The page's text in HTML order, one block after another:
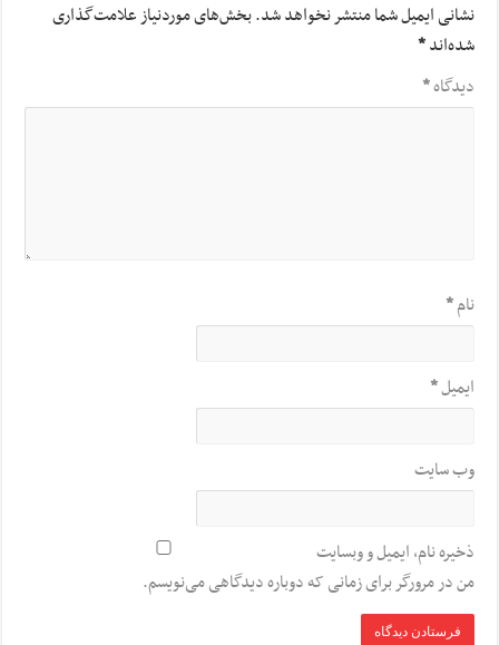
نشانی ایمیل شما منتشر نخواهد شد.بخش‌های موردنیاز علامت‌گذاری
شده‌اند*
دیدگاه*
نام*
ایمیل*
وب‌ سایت
ذخیره نام، ایمیل و وبسایت
من در مرورگر برای زمانی که دوباره دیدگاهی می‌نویسم.